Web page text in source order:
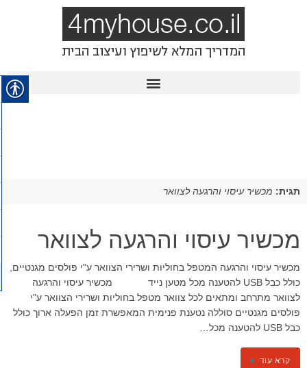
תגית: מכשיר עיסוי והרגעה לצוואר
מכשיר עיסוי והרגעה לצוואר
מכשיר עיסוי והרגעה המטפל בחוליות ושרירי הצוואר ע"י פולסים מגנטיים,
כולל כבל USB להטענה מכל מטען נייד מכשיר עיסוי והרגעה
לצוואר מתרחב ומתאים לכל צוואר מטפל בחוליות ושרירי הצוואר ע"י
פולסים מגנטיים סוללה נטענת פנימית המאפשרת זמן הפעלה ארוך כולל
כבל USB להטענה מכל…
קרא עוד